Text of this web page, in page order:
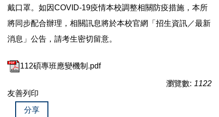
戴口罩。如因COVID-19疫情本校調整相關防疫措施，本所
將同步配合辦理，相關訊息將於本校官網「招生資訊／最新
消息」公告，請考生密切留意。
112碩專班應變機制.pdf
瀏覽數: 1122
友善列印
分享